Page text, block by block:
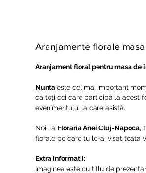
Aranjamente florale
Aranjament floral pentru masa de
Nuntaeste cel mai important
ca toți cei care participă la acest
evenimentului la care asistă.
Noi, la Floraria Anei Cluj-Napoca,
florale pe care tu le-ai visat toata
Extra informatii:
Imaginea este cu titlu de